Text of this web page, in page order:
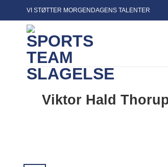
Fortsæt
til
VI STØTTER MORGENDAGENS TALENTER
Viktor Hald